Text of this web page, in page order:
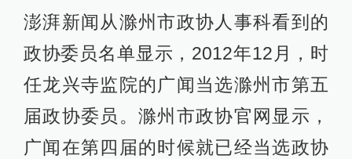
澎湃新闻从滁州市政协人事科看到的
政协委员名单显示，2012年12月，时
任龙兴寺监院的广闻当选滁州市第五
届政协委员。滁州市政协官网显示，
广闻在第四届的时候就已经当选政协